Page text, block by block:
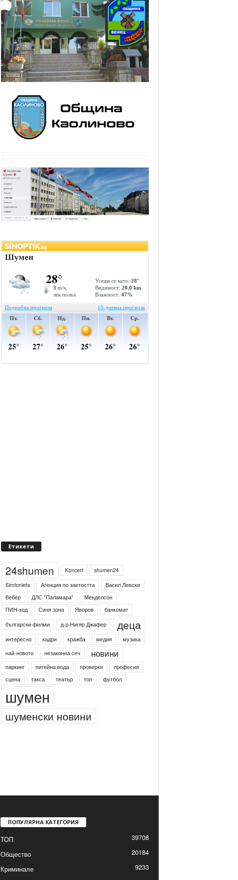
Етикети
24shumen Koncert
shumen24
Simfonieta
Агенция по заетостта
Васил Левски
Вебер
ДЛС "Паламара"
Менделсон
ПИН-код
Синя зона Яворов
банкомат
български филми
д-р Нигяр Джафер деца
интересно кадри кражба медия
музика
най-новото
незаконна сеч новини
паркинг питейна вода проверки
професия
сцена
такса театър топ футбол
шумен
шуменски новини
ПОПУЛЯРНА КАТЕГОРИЯ
ТОП
39708
Общество
20184
Криминале
9233